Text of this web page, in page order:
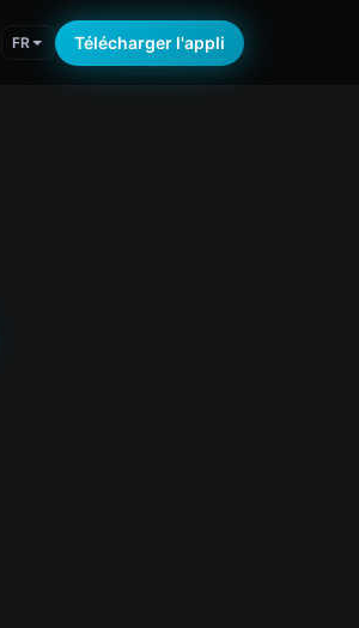
FR Télécharger l'appli